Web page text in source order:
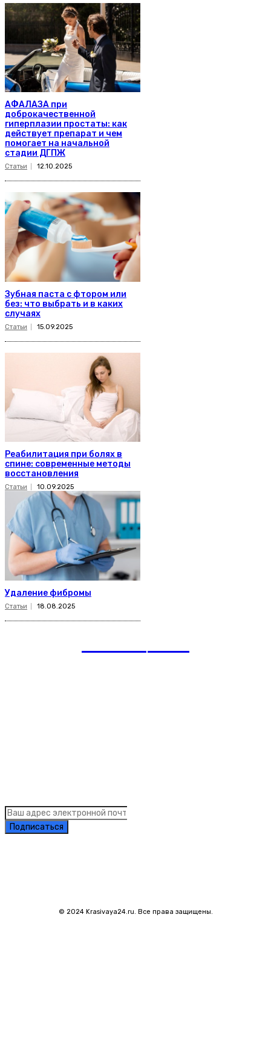
АФАЛАЗА при
доброкачественной
гиперплазии простаты: как
действует препарат и чем
помогает на начальной
стадии ДГПЖ
Статьи 12.10.2025
Зубная паста с фтором или
без: что выбрать и в каких
случаях
Статьи 15.09.2025
Реабилитация при болях в
спине: современные методы
восстановления
Статьи 10.09.2025
Удаление фибромы
Статьи 18.08.2025
Подписаться
© 2024 Krasivaya24.ru. Все права защищены.